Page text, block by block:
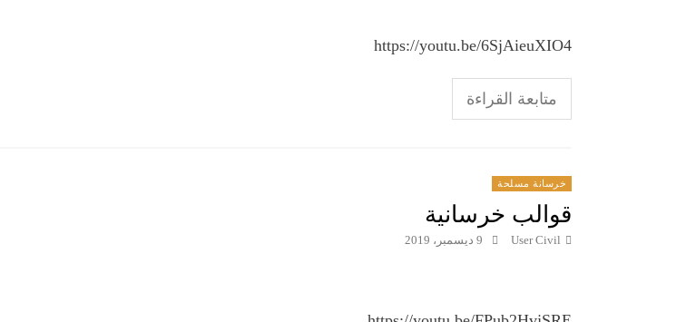
https://youtu.be/6SjAieuXIO4
متابعة القراءة
خرسانة مسلحة
قوالب خرسانية
User Civil 9 ديسمبر، 2019